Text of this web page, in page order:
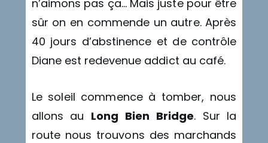
n’aimons pas ça… Mais juste pour être
sûr on en commende un autre. Après
40 jours d’abstinence et de contrôle
Diane est redevenue addict au café.
Le soleil commence à tomber, nous
allons au Long Bien Bridge. Sur la
route nous trouvons des marchands